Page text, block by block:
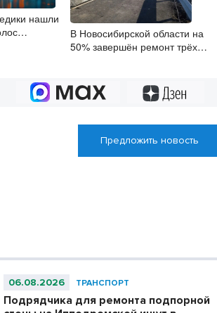
нашли
В Новосибирской области на
50% завершён ремонт трёх
Предложить новость
06.08.2026 ТРАНСПОРТ
Подрядчика для ремонта подпорной